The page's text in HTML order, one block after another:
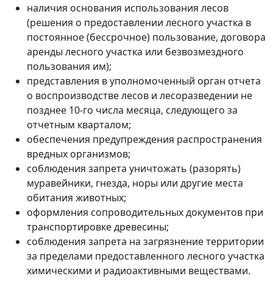
наличия основания использования лесов
(решения о предоставлении лесного участка в
постоянное (бессрочное) пользование, договора
аренды лесного участка или безвозмездного
пользования им);
представления в уполномоченный орган отчета
о воспроизводстве лесов и лесоразведении не
позднее 10-го числа месяца, следующего за
отчетным кварталом;
обеспечения предупреждения распространения
вредных организмов;
соблюдения запрета уничтожать (разорять)
муравейники, гнезда, норы или другие места
обитания животных;
оформления сопроводительных документов при
транспортировке древесины;
cоблюдения запрета на загрязнение территории
за пределами предоставленного лесного участка
химическими и радиоактивными веществами.